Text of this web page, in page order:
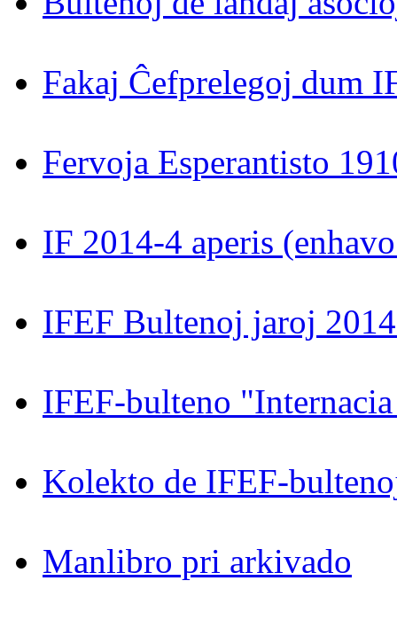
Fakaj Ĉefprelegoj dum
Fervoja Esperantisto
IF 2014-4 aperis
IFEF Bultenoj jaroj
IFEF-bulteno
Kolekto de IFEF-
Manlibro pri arkivado